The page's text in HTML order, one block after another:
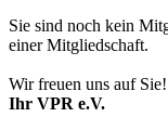
Sie sind noch kein
einer Mitgliedschaft.
Wir freuen uns auf Sie!
Ihr VPR e.V.